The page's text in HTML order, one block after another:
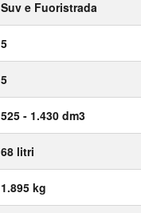
Suv e Fuoristrada
5
5
525 - 1.430 dm3
68 litri
1.895 kg